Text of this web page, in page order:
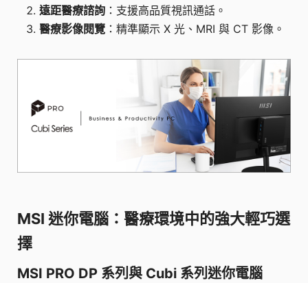
遠距醫療諮詢 ：支援高品質視訊通話。
醫療影像閱覽 ：精準顯示 X 光、MRI 與 CT 影像。
MSI 迷你電腦：醫療環境中的強大輕巧選
擇
MSI PRO DP 系列與 Cubi 系列迷你電腦